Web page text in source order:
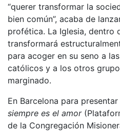
“querer transformar la
bien común”, acaba de
profética. La Iglesia, dentro
transformará
para acoger en su seno a
católicos y a los otros
marginado.
En Barcelona para
siempre es el amor
de la Congregación